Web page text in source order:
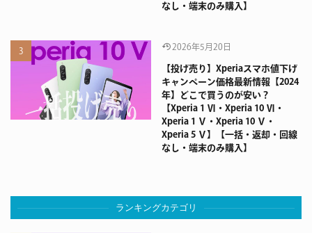
なし・端末のみ購入】
2026年5月20日
【投げ売り】Xperiaスマホ値下げ
キャンペーン価格最新情報【2024
年】どこで買うのが安い？
【Xperia 1 Ⅵ・Xperia 10 Ⅵ・
Xperia 1 Ⅴ・Xperia 10 Ⅴ・
Xperia 5 Ⅴ】【一括・返却・回線
なし・端末のみ購入】
ランキングカテゴリ